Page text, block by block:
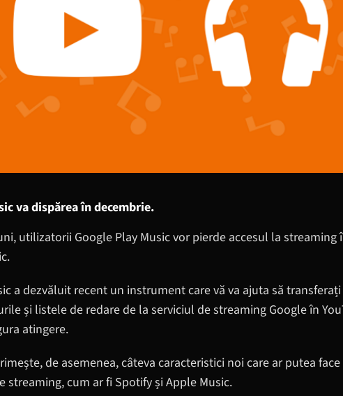
va dispărea în decembrie.
utilizatorii Google Play Music vor pierde accesul la streaming
a dezvăluit recent un instrument care vă va ajuta să
și listele de redare de la serviciul de streaming Google în
atingere.
de asemenea, câteva caracteristici noi care ar putea
streaming, cum ar fi Spotify și Apple Music.